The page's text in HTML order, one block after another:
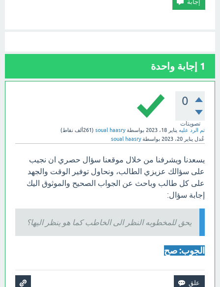
1 إجابة واحدة
0
تصويتات
تم الرد عليه يناير 18، 2023 بواسطةsoual haasry
(261ألف
نقاط)
عُدل يناير 20، 2023 بواسطةsoual haasry
يسعدنا ويشرفنا من خلال موقعنا سؤال حصري ان نجيب
على سؤالك عزيزي الطالب، ونحاول توفير الوقت والجهد
على كل طالب وباحث عن الجواب الصحيح والموثوق اليك
إجابة سؤال:
يحق للمخطوبه النظر الى الخاطب كما هو ينظر اليها؟
الجوب: صح